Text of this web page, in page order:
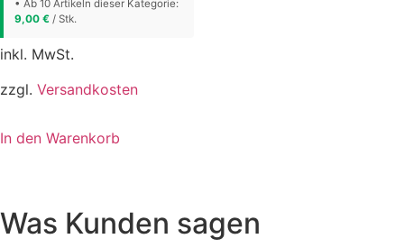
• Ab 10 Artikeln dieser Kategorie:
9,00 € / Stk.
inkl. MwSt.
zzgl. Versandkosten
In den Warenkorb
Was Kunden sagen